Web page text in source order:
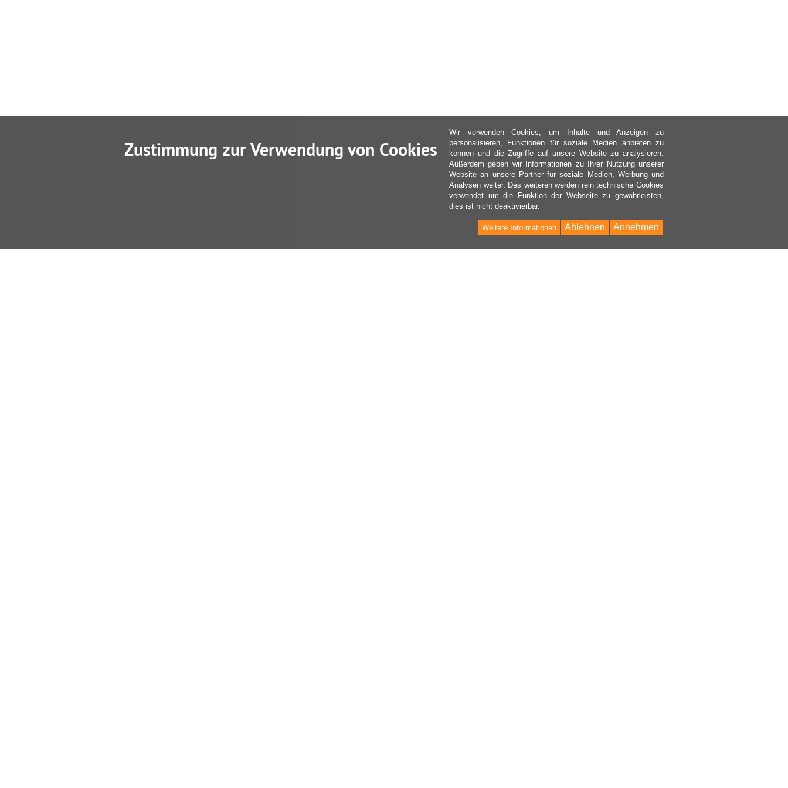
Zustimmung zur Verwendung von Cookies
Wir verwenden Cookies, um Inhalte und Anzeigen zu
personalisieren, Funktionen für soziale Medien anbieten zu
können und die Zugriffe auf unsere Website zu analysieren.
Außerdem geben wir Informationen zu Ihrer Nutzung unserer
Website an unsere Partner für soziale Medien, Werbung und
Analysen weiter. Des weiteren werden rein technische Cookies
verwendet um die Funktion der Webseite zu gewährleisten,
dies ist nicht deaktivierbar.
Annehmen
Ablehnen
Weitere Informationen